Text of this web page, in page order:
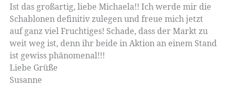
Ist das großartig, liebe Michaela!! Ich werde mir die
Schablonen definitiv zulegen und freue mich jetzt
auf ganz viel Fruchtiges! Schade, dass der Markt zu
weit weg ist, denn ihr beide in Aktion an einem Stand
ist gewiss phänomenal!!!
Liebe Grüße
Susanne